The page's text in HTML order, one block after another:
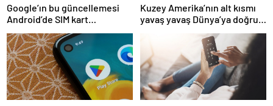
Google’ın bu güncellemesi
Android’de SIM kart
kullanımını ortadan
kaldıracak
Kuzey Amerika’nın alt kısmı
yavaş yavaş Dünya’ya doğru